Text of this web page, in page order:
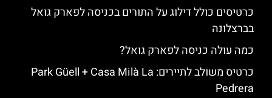
כרטיסים כולל דילוג על התורים בכניסה לפארק גואל
בברצלונה
כמה עולה כניסה לפארק גואל?
כרטיס משולב לתיירים: Park Güell + Casa Milà La
Pedrera